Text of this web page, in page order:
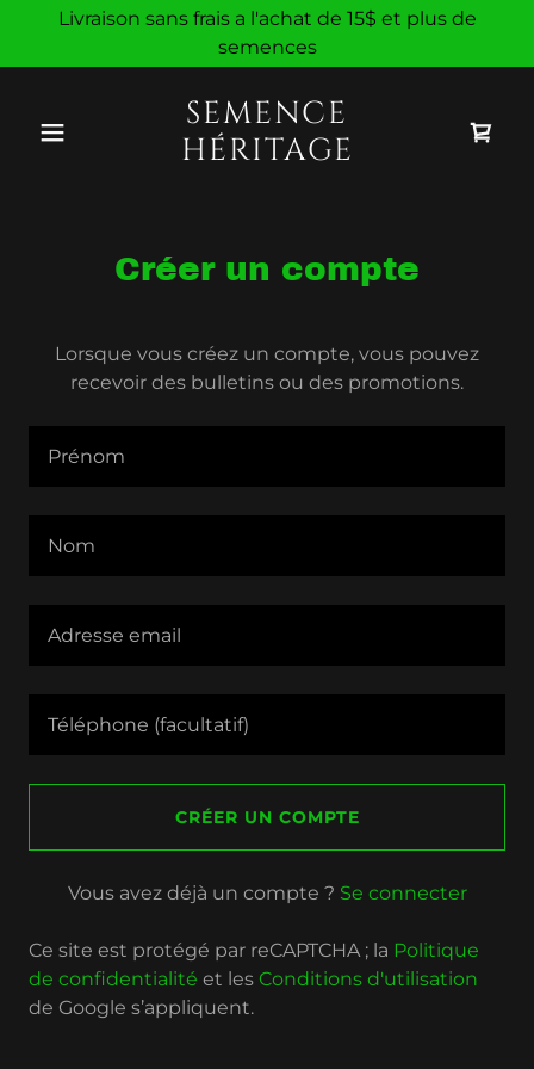
Livraison sans frais a l'achat de 15$ et plus de
semences
SEMENCE
HÉRITAGE
Créer un compte
Lorsque vous créez un compte, vous pouvez
recevoir des bulletins ou des promotions.
CRÉER UN COMPTE
Vous avez déjà un compte ? Se connecter
Ce site est protégé par reCAPTCHA ; la Politique
de confidentialité et les Conditions d'utilisation
de Google s’appliquent.